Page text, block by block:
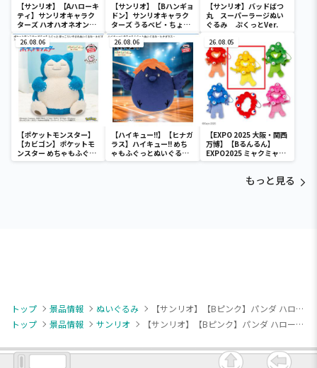
【サンリオ】【Aハローキ
ティ】サンリオキャラク
ターズ ハオハオネオンタ
ウンドールBIGタイプ1
【サンリオ】【Bハンギョ
ドン】サンリオキャラク
ターズ うるベビ・ちょい
デカドール
【サンリオ】バッドばつ
丸 スーパーラージぬい
ぐるみ ぷくっとVer.
26.08.06
【ポケットモンスター】
【カビゴン】ポケットモ
ンスター めちゃもふぐっ
と ほっこりいやされぬい
26.08.06
【ハイキュー!!】【ヒナガ
ラス】ハイキュー!! めち
ゃもふぐっとぬいぐるみ
～ヒナガラス～
26.08.05
【EXPO 2025 大阪・関西
万博】【Bるんるん】
EXPO2025 ミャクミャク
カラフルゴム紐付きぬい
もっと見る
トップ 景品情報 ぬいぐるみ
【サンリオ】【Bピンク】パンダ ハローキティ GIRAGIRA・BIGぬいぐるみ
トップ
景品情報 サンリオ 【サンリオ】【Bピンク】パンダ ハローキティ GIRAGIRA・BIGぬいぐるみ